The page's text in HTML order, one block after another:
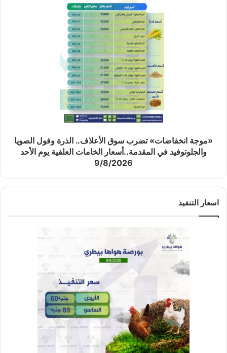
«موجة انخفاضات» تضرب سوق الأعلاف.. الذرة وفول الصويا
والجلوتوفيد في المقدمة..أسعار الخامات العلفية يوم الأحد
9/8/2026
اسعار التنفيذ